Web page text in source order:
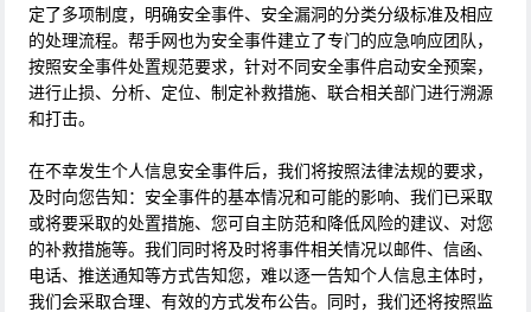
定了多项制度，明确安全事件、安全漏洞的分类分级标准及相应
的处理流程。帮手网也为安全事件建立了专门的应急响应团队，
按照安全事件处置规范要求，针对不同安全事件启动安全预案，
进行止损、分析、定位、制定补救措施、联合相关部门进行溯源
和打击。
在不幸发生个人信息安全事件后，我们将按照法律法规的要求，
及时向您告知：安全事件的基本情况和可能的影响、我们已采取
或将要采取的处置措施、您可自主防范和降低风险的建议、对您
的补救措施等。我们同时将及时将事件相关情况以邮件、信函、
电话、推送通知等方式告知您，难以逐一告知个人信息主体时，
我们会采取合理、有效的方式发布公告。同时，我们还将按照监